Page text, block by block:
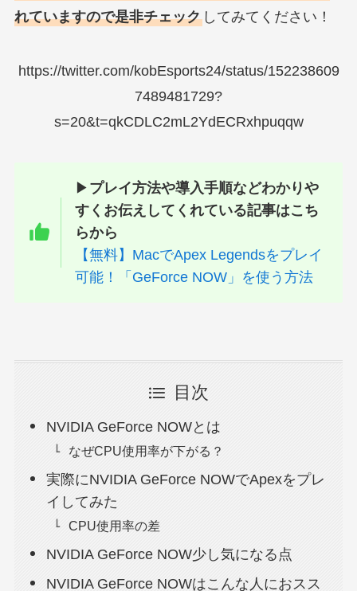
れていますので是非チェックしてみてください！
https://twitter.com/kobEsports24/status/152238609
7489481729?
s=20&t=qkCDLC2mL2YdECRxhpuqqw
▶ プレイ方法や導入手順などわかりや
すくお伝えしてくれている記事はこち
らから
【無料】MacでApex Legendsをプレイ
可能！「GeForce NOW」を使う方法
目次
NVIDIA GeForce NOWとは
なぜCPU使用率が下がる？
実際にNVIDIA GeForce NOWでApexをプレ
イしてみた
CPU使用率の差
NVIDIA GeForce NOW少し気になる点
NVIDIA GeForce NOWはこんな人におスス